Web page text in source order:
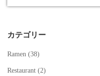
カテゴリー
Ramen (38)
Restaurant (2)